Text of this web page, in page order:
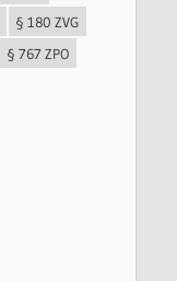
§ 180 ZVG
§ 767 ZPO